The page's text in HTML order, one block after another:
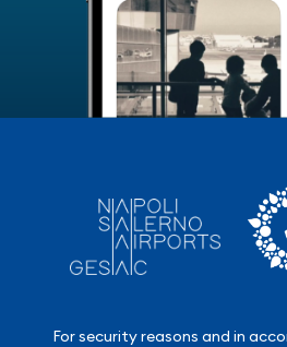
For security reasons and in